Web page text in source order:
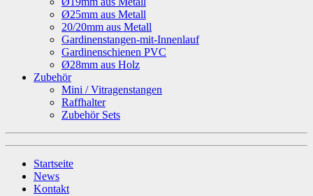
Ø25mm aus Metall
20/20mm aus Metall
Gardinenstangen-mit-Innenlauf
Gardinenschienen PVC
Ø28mm aus Holz
Zubehör
Mini / Vitragenstangen
Raffhalter
Zubehör Sets
Startseite
News
Kontakt